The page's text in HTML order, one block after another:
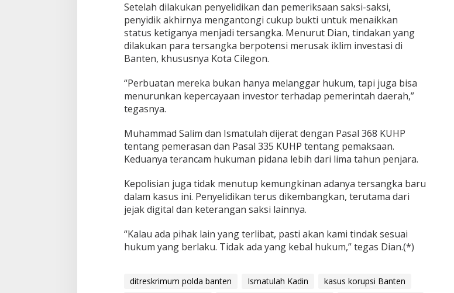
Setelah dilakukan penyelidikan dan pemeriksaan saksi-saksi,
penyidik akhirnya mengantongi cukup bukti untuk menaikkan
status ketiganya menjadi tersangka. Menurut Dian, tindakan yang
dilakukan para tersangka berpotensi merusak iklim investasi di
Banten, khususnya Kota Cilegon.
“Perbuatan mereka bukan hanya melanggar hukum, tapi juga bisa
menurunkan kepercayaan investor terhadap pemerintah daerah,”
tegasnya.
Muhammad Salim dan Ismatulah dijerat dengan Pasal 368 KUHP
tentang pemerasan dan Pasal 335 KUHP tentang pemaksaan.
Keduanya terancam hukuman pidana lebih dari lima tahun penjara.
Kepolisian juga tidak menutup kemungkinan adanya tersangka baru
dalam kasus ini. Penyelidikan terus dikembangkan, terutama dari
jejak digital dan keterangan saksi lainnya.
“Kalau ada pihak lain yang terlibat, pasti akan kami tindak sesuai
hukum yang berlaku. Tidak ada yang kebal hukum,” tegas Dian.(*)
ditreskrimum polda banten Ismatulah Kadin
kasus korupsi Banten